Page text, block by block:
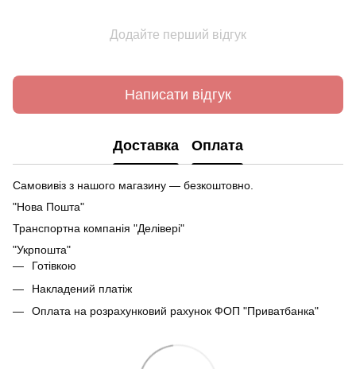
Додайте перший відгук
Написати відгук
Доставка Оплата
Самовивіз з нашого магазину — безкоштовно.
"Нова Пошта"
Транспортна компанія "Делівері"
"Укрпошта"
Готівкою
Накладений платіж
Оплата на розрахунковий рахунок ФОП "Приватбанка"